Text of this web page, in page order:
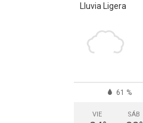
Lluvia Ligera
61 %
VIE SÁB